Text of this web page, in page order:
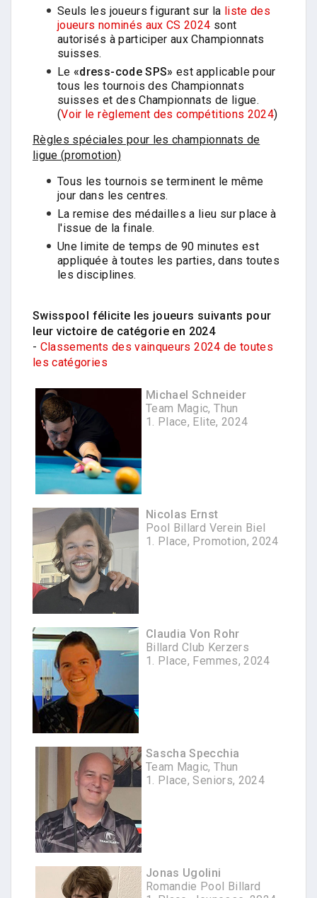
Seuls les joueurs figurant sur la liste des
joueurs nominés aux CS 2024 sont
autorisés à participer aux Championnats
suisses.
Le«dress-code SPS» est applicable pour
tous les tournois des Championnats
suisses et des Championnats de ligue.
(Voir le règlement des compétitions 2024)
Règles spéciales pour les championnats de
ligue (promotion)
Tous les tournois se terminent le même
jour dans les centres.
La remise des médailles a lieu sur place à
l'issue de la finale.
Une limite de temps de 90 minutes est
appliquée à toutes les parties, dans toutes
les disciplines.
Swisspool félicite les joueurs suivants pour
leur victoire de catégorie en 2024
- Classements des vainqueurs 2024 de toutes
les catégories
Michael Schneider
Team Magic, Thun
1. Place, Elite, 2024
Nicolas Ernst
Pool Billard Verein Biel
1. Place, Promotion, 2024
Claudia Von Rohr
Billard Club Kerzers
1. Place, Femmes, 2024
Sascha Specchia
Team Magic, Thun
1. Place, Seniors, 2024
Jonas Ugolini
Romandie Pool Billard